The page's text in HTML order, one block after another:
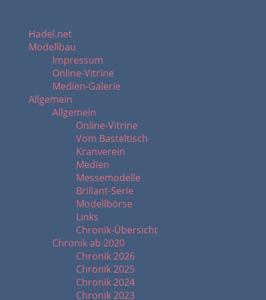
Hadel.net
Modellbau
Impressum
Online-Vitrine
Medien-Galerie
Allgemein
Allgemein
Online-Vitrine
Vom Basteltisch
Kranverein
Medien
Messemodelle
Brillant-Serie
Modellbörse
Links
Chronik-Übersicht
Chronik ab 2020
Chronik 2026
Chronik 2025
Chronik 2024
Chronik 2023